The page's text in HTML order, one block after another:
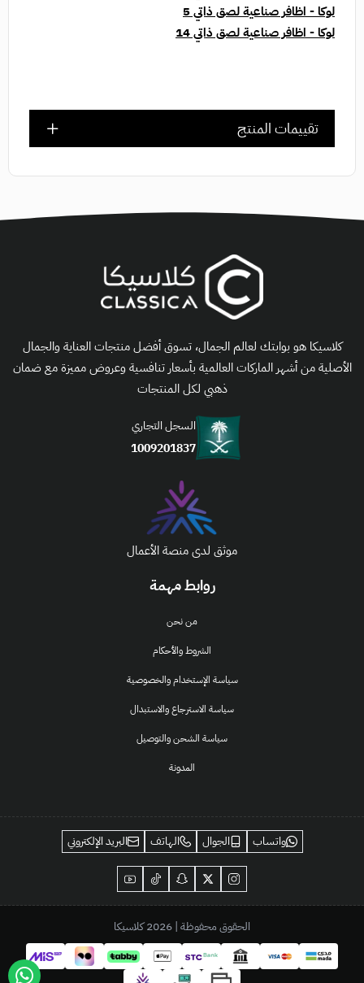
لوكا - اظافر صناعية لصق ذاتي 5
لوكا - اظافر صناعية لصق ذاتي 14
تقييمات المنتج
روابط مهمة
من نحن
الشروط والأحكام
سياسة الإستخدام والخصوصية
سياسة الاسترجاع والاستبدال
سياسة الشحن والتوصيل
المدونة
كلاسيكا هو بوابتك لعالم الجمال، تسوق أفضل منتجات العناية والجمال
الأصلية من أشهر الماركات العالمية بأسعار تنافسية وعروض مميزة مع ضمان
ذهبي لكل المنتجات
السجل التجاري
1009201837
موثق لدى منصة الأعمال
واتساب الجوال الهاتف البريد الإلكتروني
الحقوق محفوظة | 2026 كلاسيكا